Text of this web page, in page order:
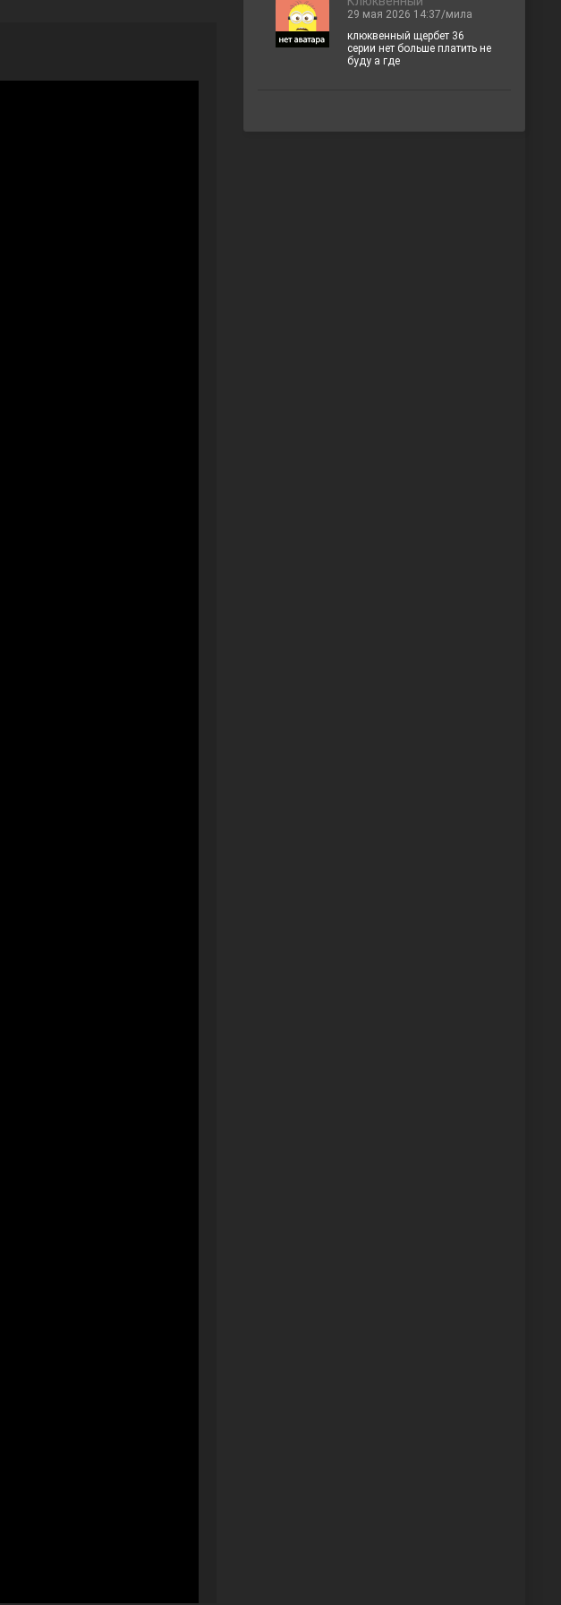
29 мая 2026 14:37/мила
клюквенный щербет 36
серии нет больше платить не
буду а где